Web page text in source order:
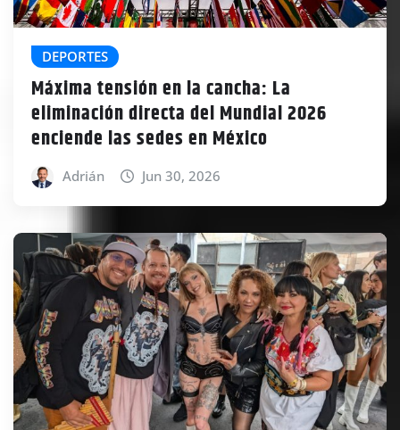
DEPORTES
Máxima tensión en la cancha: La
eliminación directa del Mundial 2026
enciende las sedes en México
Adrián Jun 30, 2026